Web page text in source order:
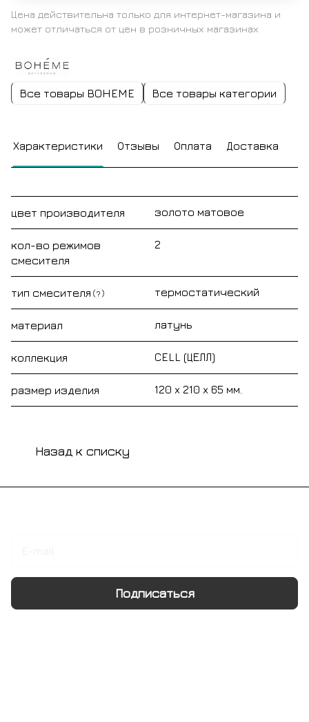
Цена действительна только для интернет-магазина и
может отличаться от цен в розничных магазинах
Все товары BOHEME Все товары категории
Характеристики Отзывы Оплата Доставка
цвет производителя золото матовое
кол-во режимов
смесителя
2
тип смесителя ? термостатический
материал латунь
коллекция CELL (ЦЕЛЛ)
размер изделия 120 x 210 x 65 мм.
Назад к списку
Подписаться